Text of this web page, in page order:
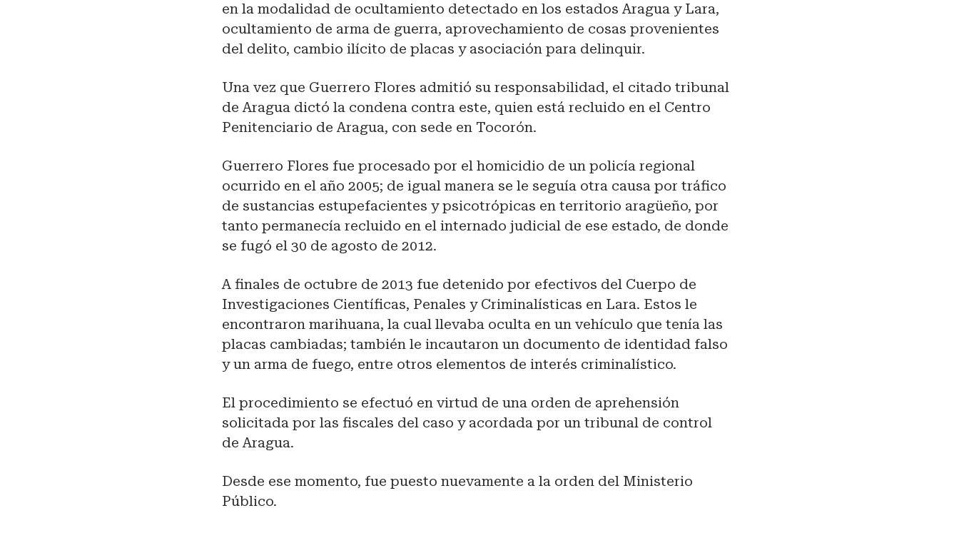
en la modalidad de ocultamiento detectado en los estados Aragua y Lara,
ocultamiento de arma de guerra, aprovechamiento de cosas provenientes
del delito, cambio ilícito de placas y asociación para delinquir.
Una vez que Guerrero Flores admitió su responsabilidad, el citado tribunal
de Aragua dictó la condena contra este, quien está recluido en el Centro
Penitenciario de Aragua, con sede en Tocorón.
Guerrero Flores fue procesado por el homicidio de un policía regional
ocurrido en el año 2005; de igual manera se le seguía otra causa por tráfico
de sustancias estupefacientes y psicotrópicas en territorio aragüeño, por
tanto permanecía recluido en el internado judicial de ese estado, de donde
se fugó el 30 de agosto de 2012.
A finales de octubre de 2013 fue detenido por efectivos del Cuerpo de
Investigaciones Científicas, Penales y Criminalísticas en Lara. Estos le
encontraron marihuana, la cual llevaba oculta en un vehículo que tenía las
placas cambiadas; también le incautaron un documento de identidad falso
y un arma de fuego, entre otros elementos de interés criminalístico.
El procedimiento se efectuó en virtud de una orden de aprehensión
solicitada por las fiscales del caso y acordada por un tribunal de control
de Aragua.
Desde ese momento, fue puesto nuevamente a la orden del Ministerio
Público.